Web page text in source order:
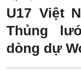
U17 Việt
Thủng
dòng dự